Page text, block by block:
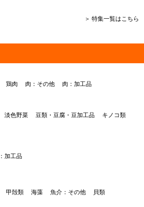
＞ 特集一覧はこちら
鶏肉 肉：その他 肉：加工品
淡色野菜 豆類・豆腐・豆加工品
キノコ類
加工品
甲殻類 海藻 魚介：その他 貝類